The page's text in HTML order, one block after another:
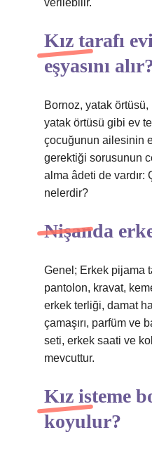
verilebilir.
Kız tarafı
eşyasını
Bornoz, yatak
yatak örtüsü gibi ev
çocuğunun ailesinin
gerektiği sorusunun
alma âdeti de vardır:
nelerdir?
Nişanda
Genel; Erkek pijama
pantolon, kravat,
erkek terliği, damat
çamaşırı, parfüm ve
seti, erkek saati ve
mevcuttur.
Kız isteme
koyulur?